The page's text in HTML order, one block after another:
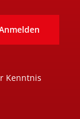
Kenntnis